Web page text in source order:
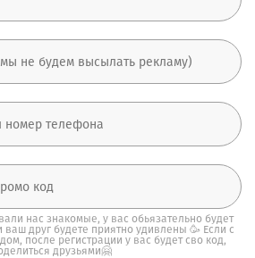
нас знакомые, у вас обьязательно будет
друг будете приятно удивлены 🥳 Если с
после регистрации у вас будет сво код,
друзьями🤗